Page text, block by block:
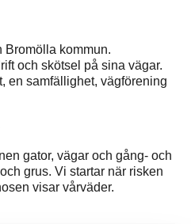
Bromölla kommun.
och skötsel på sina vägar.
en samfällighet, vägförening
gator, vägar och gång- och
grus. Vi startar när risken
visar vårväder.